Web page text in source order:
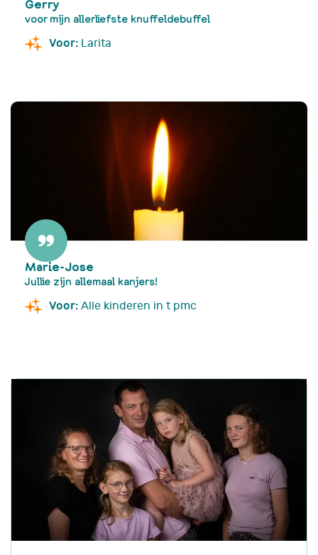
Gerry
voor mijn allerliefste knuffeldebuffel
Voor: Larita
Marie-Jose
Jullie zijn allemaal kanjers!
Voor: Alle kinderen in t pmc